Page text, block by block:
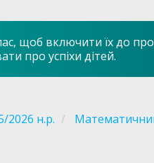
щоб включити їх до
про успіхи дітей.
2026 н.р.